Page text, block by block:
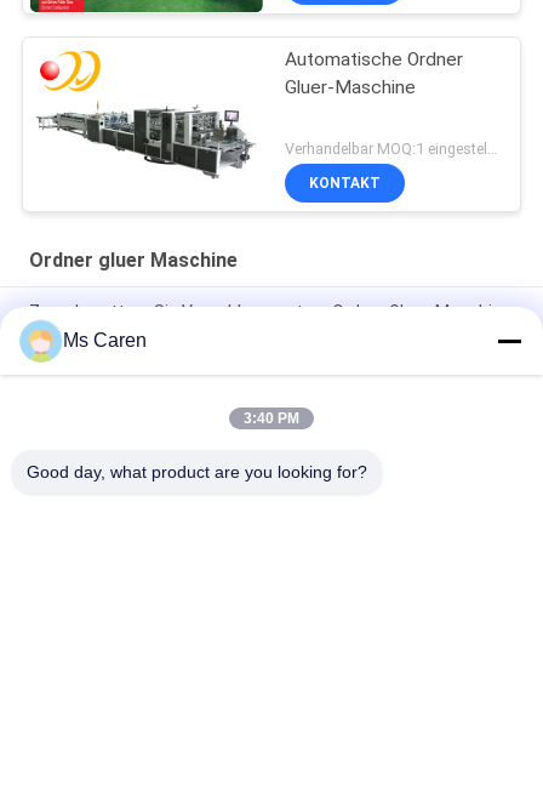
Automatische Ordner
Gluer-Maschine
Verhandelbar MOQ:1 eingestellt/Sätze
KONTAKT
Ordner gluer Maschine
Zerschmettern Sie Verschluss-untere Ordner Gluer-Maschine
mit Fernsteuerungsflugzeugen 0-220m/Minute
PRYA-700 Mini Box Folder Gluer Machine F/gewölbter Kasten-
Ms Caren
3:40 PM
Good day, what product are you looking for?